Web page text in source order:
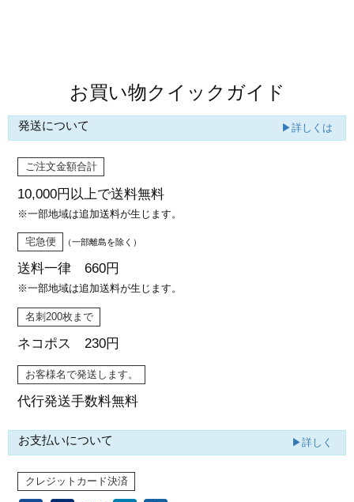
お買い物クイックガイド
発送について ▶詳しくは
ご注文金額合計
10,000円以上で送料無料
※一部地域は追加送料が生じます。
宅急便 （一部離島を除く）
送料一律 660円
※一部地域は追加送料が生じます。
名刺200枚まで
ネコポス 230円
お客様名で発送します。
代行発送手数料無料
お支払いについて ▶詳しく
クレジットカード決済